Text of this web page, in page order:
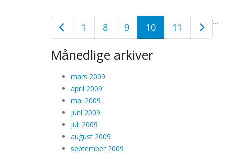
1 …
8 9 10 11
Månedlige arkiver
mars 2009
april 2009
mai 2009
juni 2009
juli 2009
august 2009
september 2009